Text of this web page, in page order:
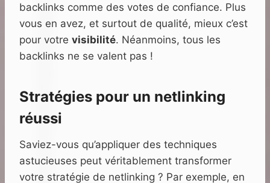
backlinks comme des votes de confiance. Plus
vous en avez, et surtout de qualité, mieux c’est
pour votre visibilité. Néanmoins, tous les
backlinks ne se valent pas !
Stratégies pour un netlinking
réussi
Saviez-vous qu’appliquer des techniques
astucieuses peut véritablement transformer
votre stratégie de netlinking ? Par exemple, en